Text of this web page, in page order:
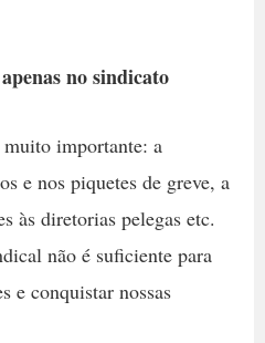
no sindicato
importante: a
e nos piquetes de greve, a
às diretorias pelegas etc.
não é suficiente para
e conquistar nossas